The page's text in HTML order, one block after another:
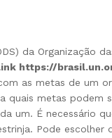
da Organização
https://
as metas de um
metas podem
um. É necessário
Pode